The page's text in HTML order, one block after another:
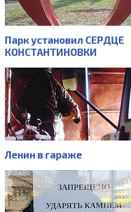
Парк установил СЕРДЦЕ
КОНСТАНТИНОВКИ
Ленин в гараже